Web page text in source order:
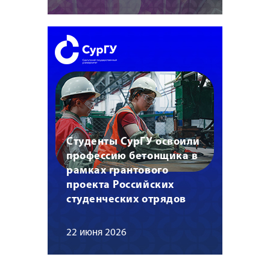
Студенты СурГУ освоили
профессию бетонщика в
рамках грантового
проекта Российских
студенческих отрядов
22 июня 2026